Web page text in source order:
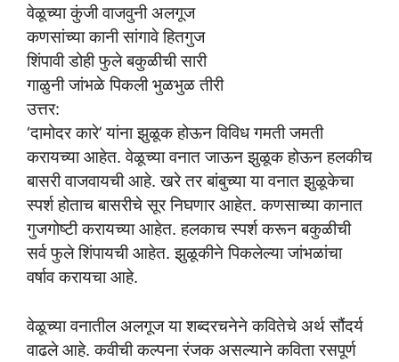
वेळूच्या कुंजी वाजवुनी अलगूज
कणसांच्या कानी सांगावे हितगुज
शिंपावी डोही फुले बकुळीची सारी
गाळुनी जांभळे पिकली भुळभुळ तीरी
उत्तर:
‘दामोदर कारे’ यांना झुळूक होऊन विविध गमती जमती
करायच्या आहेत. वेळूच्या वनात जाऊन झुळूक होऊन हलकीच
बासरी वाजवायची आहे. खरे तर बांबुच्या या वनात झुळूकेचा
स्पर्श होताच बासरीचे सूर निघणार आहेत. कणसाच्या कानात
गुजगोष्टी करायच्या आहेत. हलकाच स्पर्श करून बकुळीची
सर्व फुले शिंपायची आहेत. झुळूकीने पिकलेल्या जांभळांचा
वर्षाव करायचा आहे.
वेळूच्या वनातील अलगूज या शब्दरचनेने कवितेचे अर्थ सौंदर्य
वाढले आहे. कवीची कल्पना रंजक असल्याने कविता रसपूर्ण